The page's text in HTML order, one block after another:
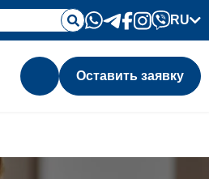
RU
Оставить заявку